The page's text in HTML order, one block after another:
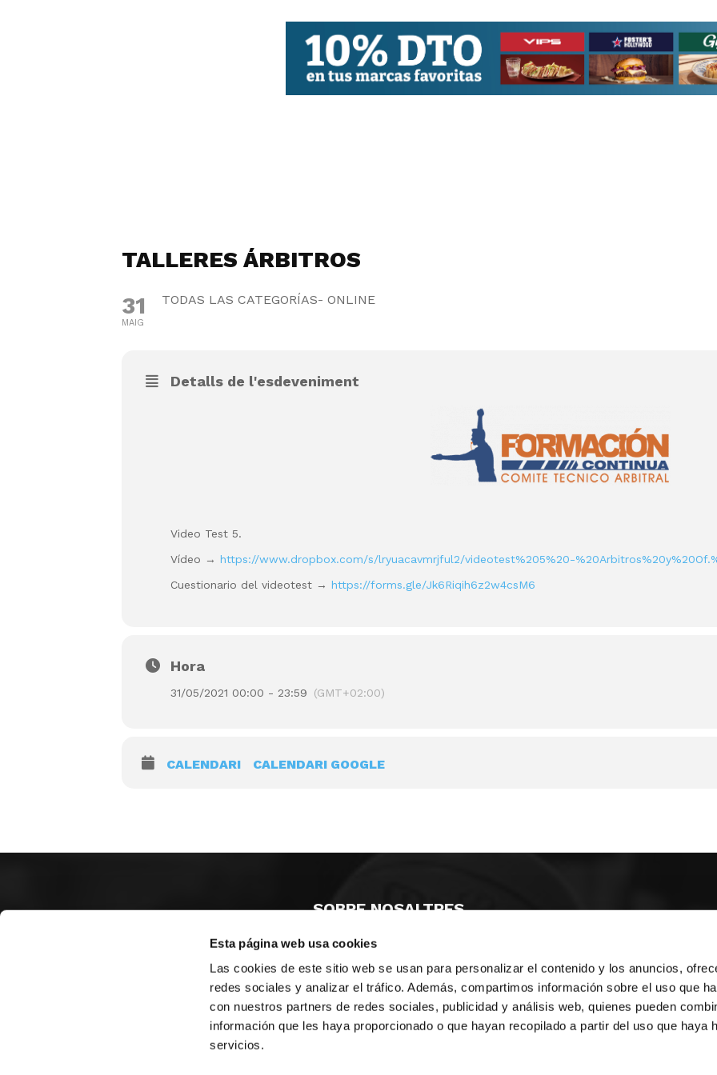
Esta página web usa cookies
Las cookies de este sitio web se usan para personalizar el contenido y los anuncios,
redes sociales y analizar el tráfico. Además, compartimos información sobre el uso que
con nuestros partners de redes sociales, publicidad y análisis web, quienes pueden
información que les haya proporcionado o que hayan recopilado a partir del uso que haya
servicios.
TALLERES ÁRBITROS
31
MAIG
TODAS LAS CATEGORÍAS- ONLINE
Detalls de l'esdeveniment
Video Test 5.
Vídeo → https://www.dropbox.com/s/lryuacavmrjful2/videotest%205%20-
Cuestionario del videotest → https://forms.gle/Jk6Riqih6z2w4csM6
Hora
31/05/2021 00:00 - 23:59 (GMT+02:00)
CALENDARI CALENDARI GOOGLE
SOBRE NOSALTRES
CASTELLÓ
VALÈNCIA
MONESTIR DE POBLET 14 1ª 3º
ALACANT
CIUDAD DE MATANZAS 12
fbcv@fbcv.es